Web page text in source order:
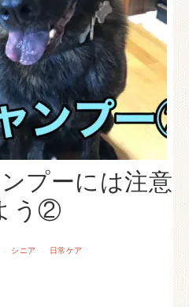
プーには注意
う②
· シニア · 日常ケア